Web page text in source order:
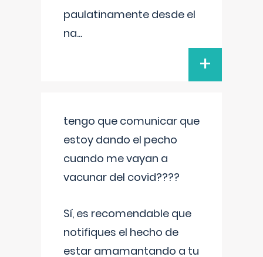
paulatinamente desde el
na...
+
tengo que comunicar que
estoy dando el pecho
cuando me vayan a
vacunar del covid????
Sí, es recomendable que
notifiques el hecho de
estar amamantando a tu